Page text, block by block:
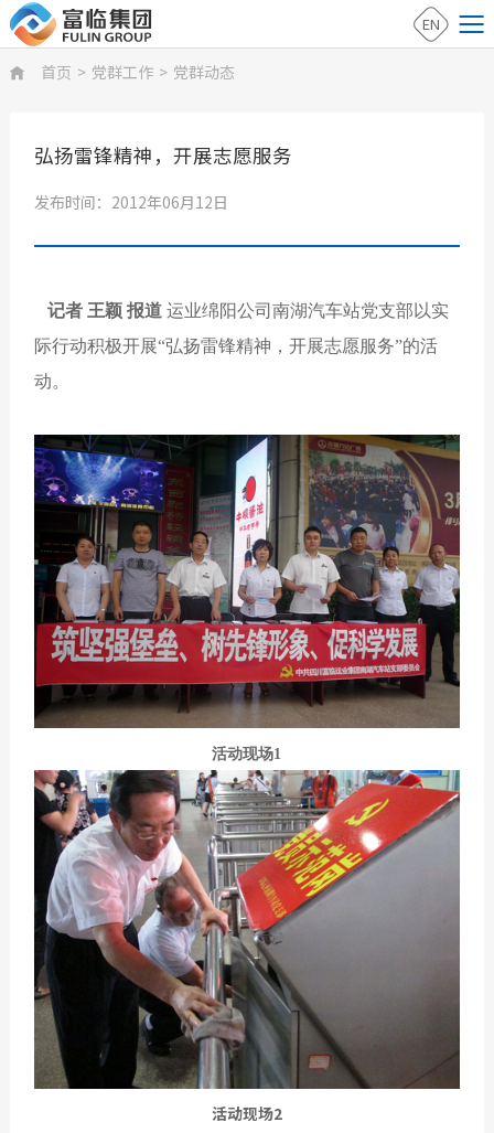
EN
 首页 > 党群工作 > 党群动态
弘扬雷锋精神，开展志愿服务
发布时间：2012年06月12日
记者 王颖 报道 运业绵阳公司南湖汽车站党支部以实
际行动积极开展“弘扬雷锋精神，开展志愿服务”的活
动。
活动现场1
活动现场2